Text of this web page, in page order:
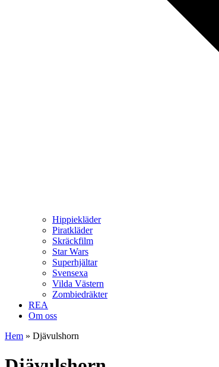
Hippiekläder
Piratkläder
Skräckfilm
Star Wars
Superhjältar
Svensexa
Vilda Västern
Zombiedräkter
REA
Om oss
Hem » Djävulshorn